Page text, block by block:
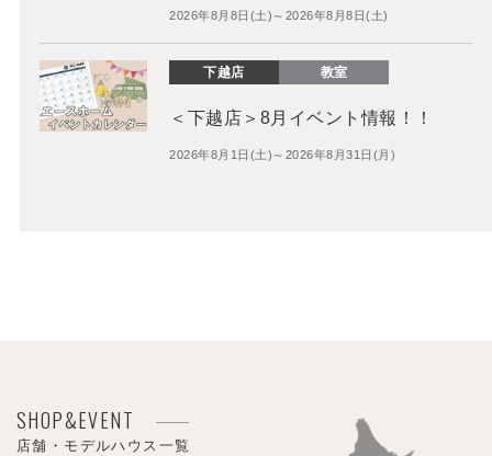
2026年8月8日(土)～2026年8月8日(土)
下越店 教室
＜下越店＞8月イベント情報！！
2026年8月1日(土)～2026年8月31日(月)
SHOP&EVENT
店舗・モデルハウス一覧